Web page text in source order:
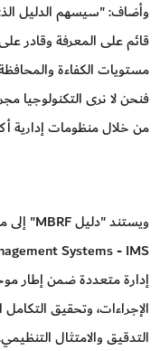
وأضاف: "سيسهم الدليل
قائم على المعرفة وقادر
مستويات الكفاءة
فنحن لا نرى التكنولوجيا
من خلال منظومات إدارية
إدارة متعددة ضمن إطار
الإجراءات، وتحقيق
التدقيق والامتثال